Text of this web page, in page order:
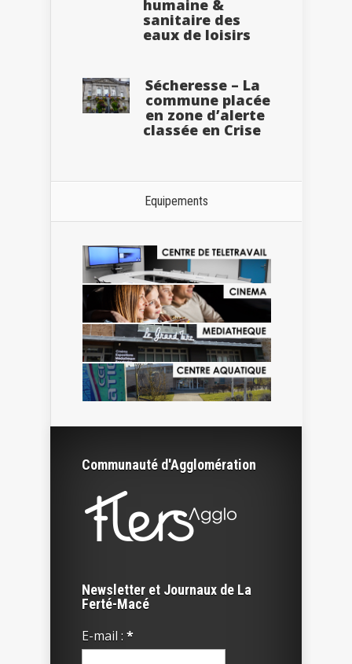
humaine &
sanitaire des
eaux de loisirs
Sécheresse – La
commune placée
en zone d’alerte
classée en Crise
Equipements
Communauté d'Agglomération
Newsletter et Journaux de La
Ferté-Macé
E-mail : *